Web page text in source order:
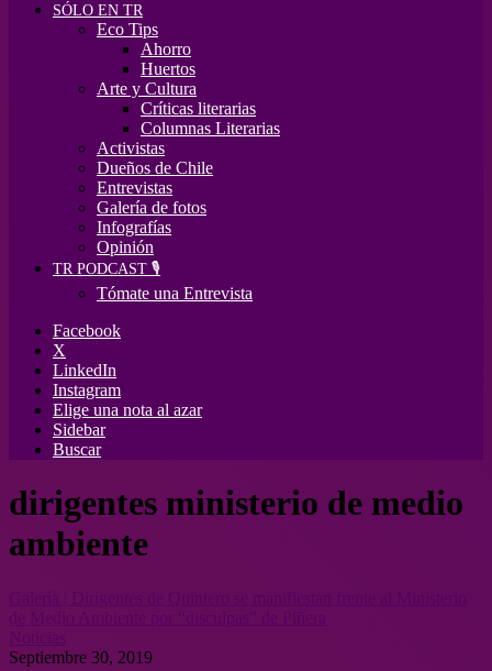
SÓLO EN TR
Eco Tips
Ahorro
Huertos
Arte y Cultura
Críticas literarias
Columnas Literarias
Activistas
Dueños de Chile
Entrevistas
Galería de fotos
Infografías
Opinión
TR PODCAST 🎙️
Tómate una Entrevista
Facebook
X
LinkedIn
Instagram
Elige una nota al azar
Sidebar
Buscar
dirigentes ministerio de medio
ambiente
Septiembre 30, 2019